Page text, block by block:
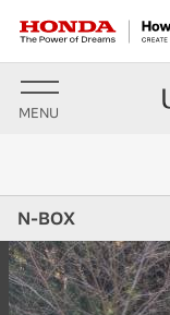
MENU
N-BOX